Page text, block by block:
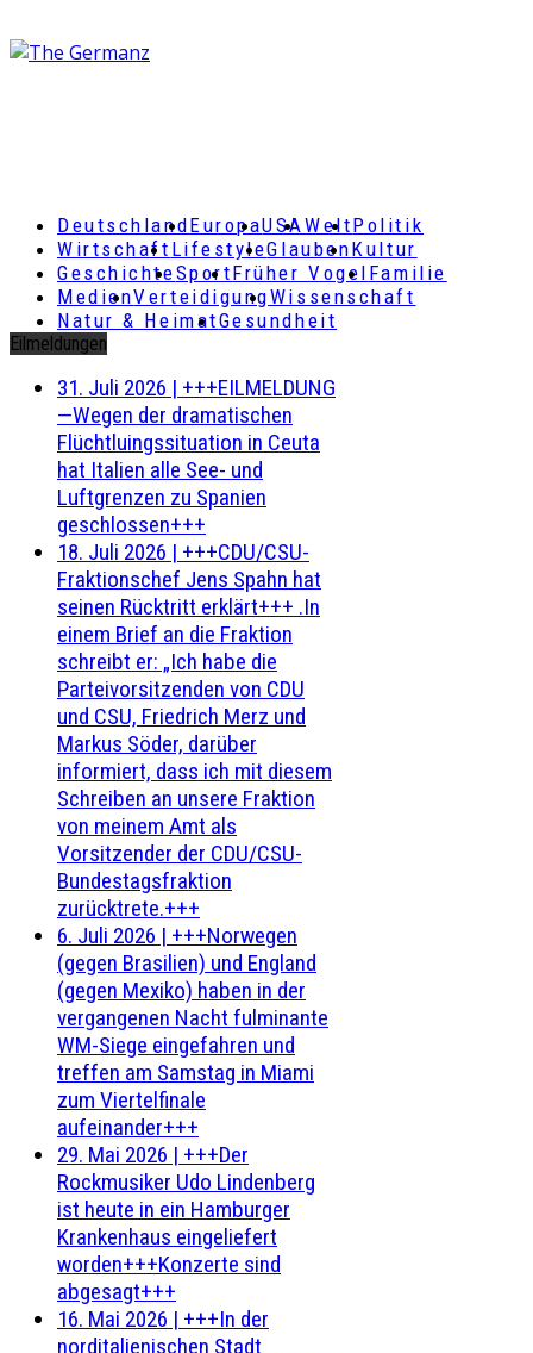
DeutschlandEuropaUSAWeltPolitik
Wirtschaft LifestyleGlaubenKultur
GeschichteSportFrüher Vogel Familie
MedienVerteidigungWissenschaft
Natur & HeimatGesundheit
Eilmeldungen
31. Juli 2026 | +++EILMELDUNG
—Wegen der dramatischen
Flüchtluingssituation in Ceuta
hat Italien alle See- und
Luftgrenzen zu Spanien
geschlossen+++
18. Juli 2026 | +++CDU/CSU-
Fraktionschef Jens Spahn hat
seinen Rücktritt erklärt+++ .In
einem Brief an die Fraktion
schreibt er: „Ich habe die
Parteivorsitzenden von CDU
und CSU, Friedrich Merz und
Markus Söder, darüber
informiert, dass ich mit diesem
Schreiben an unsere Fraktion
von meinem Amt als
Vorsitzender der CDU/CSU-
Bundestagsfraktion
zurücktrete.+++
6. Juli 2026 | +++Norwegen
(gegen Brasilien) und England
(gegen Mexiko) haben in der
vergangenen Nacht fulminante
WM-Siege eingefahren und
treffen am Samstag in Miami
zum Viertelfinale
aufeinander+++
29. Mai 2026 | +++Der
Rockmusiker Udo Lindenberg
ist heute in ein Hamburger
Krankenhaus eingeliefert
worden+++Konzerte sind
abgesagt+++
16. Mai 2026 | +++In der
norditalienischen Stadt